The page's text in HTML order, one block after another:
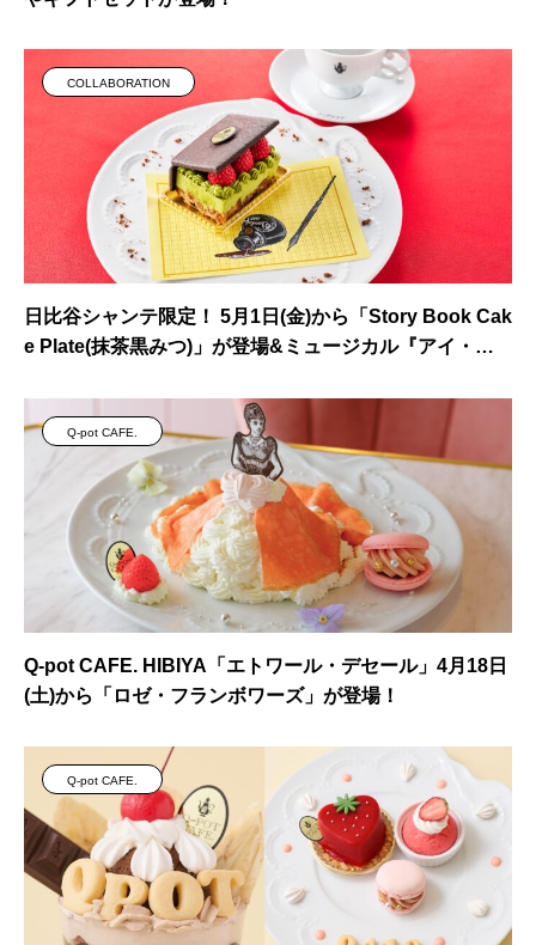
COLLABORATION
日比谷シャンテ限定！ 5月1日(金)から「Story Book Cak
e Plate(抹茶黒みつ)」が登場&ミュージカル『アイ・ラ
Q-pot CAFE.
Q-pot CAFE. HIBIYA「エトワール・デセール」4月18日
(土)から「ロゼ・フランボワーズ」が登場！
Q-pot CAFE.